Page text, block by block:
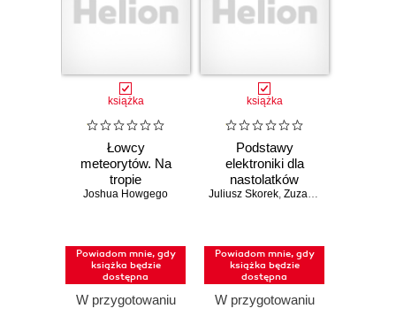
książka
Łowcy
meteorytów. Na
tropie
kosmicznych
Joshua Howgego
Powiadom mnie, gdy
książka będzie
dostępna
W przygotowaniu
książka
Podstawy
elektroniki dla
nastolatków
Juliusz Skorek, Zuzanna Skorek
Powiadom mnie, gdy
książka będzie
dostępna
W przygotowaniu